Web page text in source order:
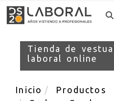
Tienda de
laboral online
Inicio
Productos